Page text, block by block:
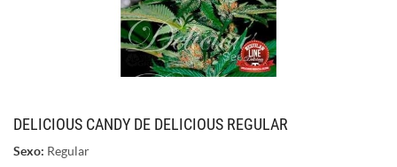
DELICIOUS CANDY DE DELICIOUS REGULAR
Sexo: Regular